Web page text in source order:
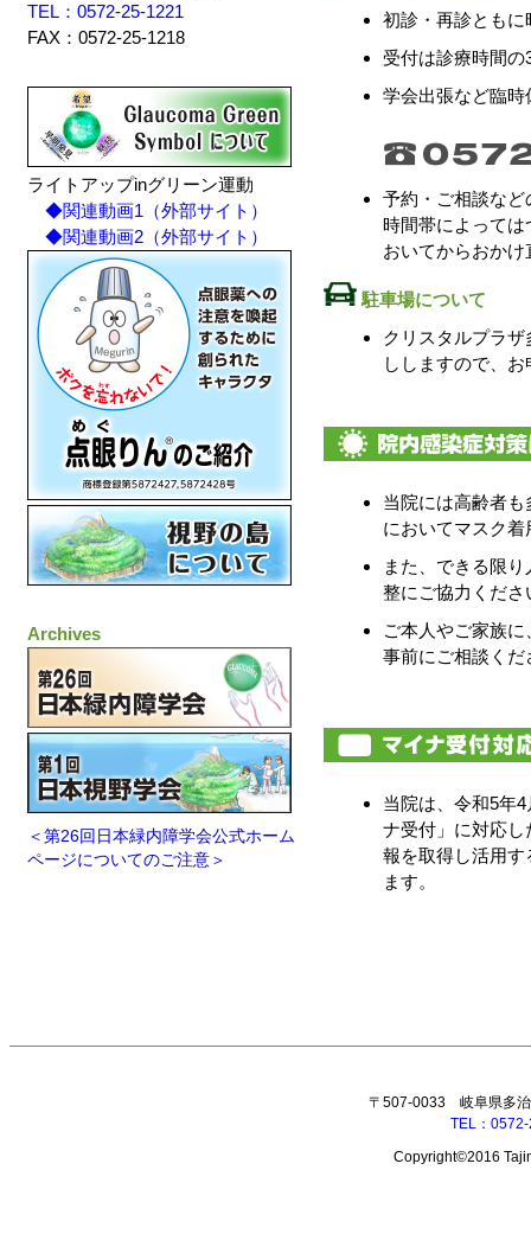
TEL：0572-25-1221
FAX：0572-25-1218
ライトアップinグリーン運動
◆関連動画1（外部サイト）
◆関連動画2（外部サイト）
Archives
＜第26回日本緑内障学会公式ホーム
ページについてのご注意＞
初診・再診とも
受付は診療時間の
学会出張など臨
予約・ご相談な
時間帯によって
おいてからおか
駐車場について
クリスタルプラ
ししますので、
当院には高齢者
においてマスク
また、できる限
整にご協力くださ
ご本人やご家族
事前にご相談くだ
当院は、令和5年
ナ受付」に対応
報を取得し活用
ます。
〒507-0033 岐阜県多治
TEL：
Copyright©2016